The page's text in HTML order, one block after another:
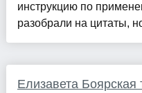
инструкцию по
разобрали на цитаты,
Елизавета Боярская